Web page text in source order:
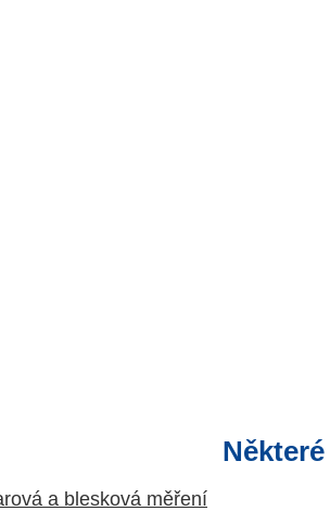
a blesková měření